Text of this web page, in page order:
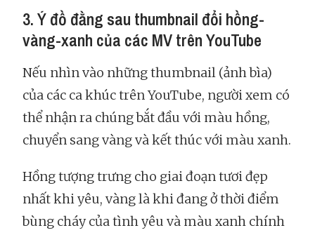
3. Ý đồ đằng sau thumbnail đổi hồng-
vàng-xanh của các MV trên YouTube
Nếu nhìn vào những thumbnail (ảnh bìa)
của các ca khúc trên YouTube, người xem có
thể nhận ra chúng bắt đầu với màu hồng,
chuyển sang vàng và kết thúc với màu xanh.
Hồng tượng trưng cho giai đoạn tươi đẹp
nhất khi yêu, vàng là khi đang ở thời điểm
bùng cháy của tình yêu và màu xanh chính